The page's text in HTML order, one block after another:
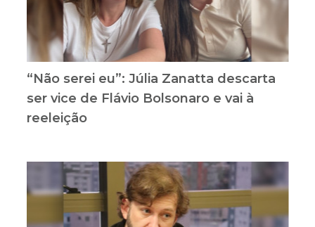
“Não serei eu”: Júlia Zanatta descarta
ser vice de Flávio Bolsonaro e vai à
reeleição